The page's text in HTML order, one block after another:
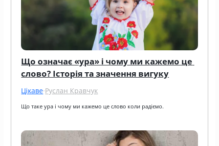
Що означає «ура» і чому ми кажемо це
слово? Історія та значення вигуку
Цікаве·Руслан Кравчук
Що таке ура і чому ми кажемо це слово коли радіємо.